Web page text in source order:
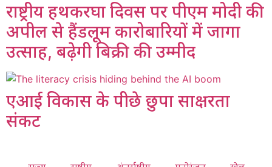
राष्ट्रीय हथकरघा दिवस पर पीएम मोदी की
अपील से हैंडलूम कारोबारियों में जागा
उत्साह, बढ़ेगी बिक्री की उम्मीद
एआई विकास के पीछे छुपा साक्षरता
संकट